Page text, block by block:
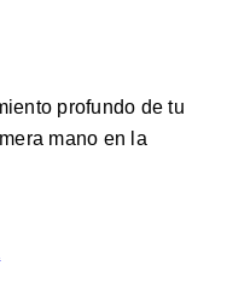
profundo de tu
mano en la